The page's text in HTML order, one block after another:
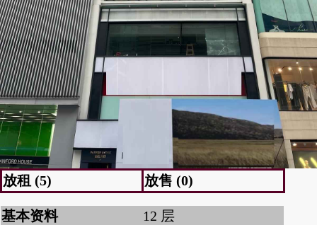
放租 (5) 放售 (0)
基本资料
12 层